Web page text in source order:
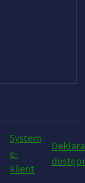
System
e-
klient